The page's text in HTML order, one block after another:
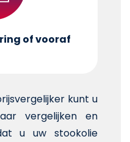
of vooraf
kunt u
vergelijken en
u uw stookolie